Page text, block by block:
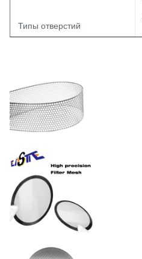
Типы отверстий
Соотношение открытой
площади
Толерантность
Поверхностные отделки